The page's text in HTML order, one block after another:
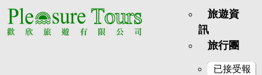
旅遊資
訊
旅行團
已接受報